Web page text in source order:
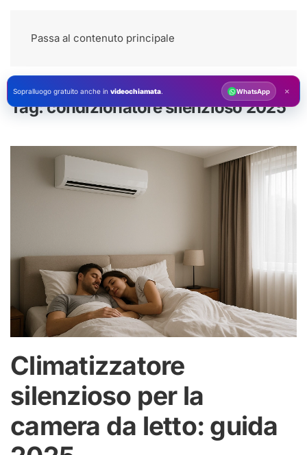
Passa al contenuto principale
Tag:condizionatore silenzioso 2025
Climatizzatore
silenzioso per la
camera da letto: guida
Sopralluogo gratuito anche in videochiamata. WhatsApp ×